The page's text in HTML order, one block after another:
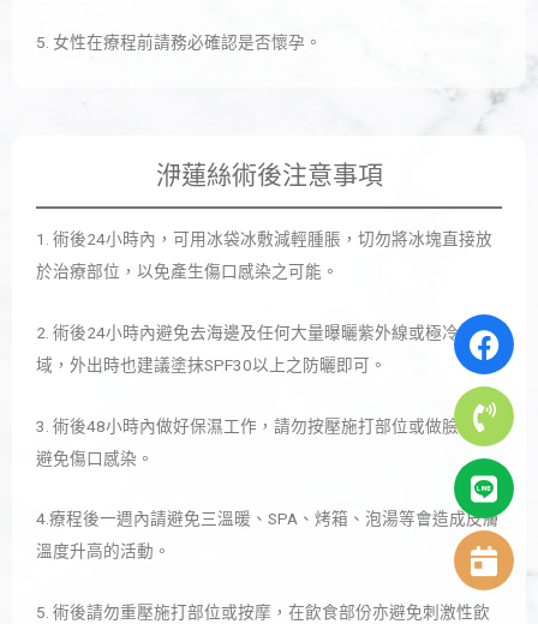
5. 女性在療程前請務必確認是否懷孕。
洢蓮絲術後注意事項
1. 術後24小時內，可用冰袋冰敷減輕腫脹，切勿將冰塊直接放
於治療部位，以免產生傷口感染之可能。
2. 術後24小時內避免去海邊及任何大量曝曬紫外線或極冷的區
域，外出時也建議塗抹SPF30以上之防曬即可。
3. 術後48小時內做好保濕工作，請勿按壓施打部位或做臉，以
避免傷口感染。
4.療程後一週內請避免三溫暖、SPA、烤箱、泡湯等會造成皮膚
溫度升高的活動。
5. 術後請勿重壓施打部位或按摩，在飲食部份亦避免刺激性飲